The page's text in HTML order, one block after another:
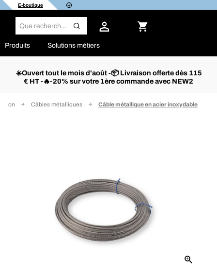
E-boutique
Produits Solutions métiers
☀️Ouvert tout le mois d'août -📦 Livraison offerte dès 115
€ HT -🔥-20% sur votre 1ère commande avec NEW2
Câbles métalliques Câble métallique en acier inoxydable